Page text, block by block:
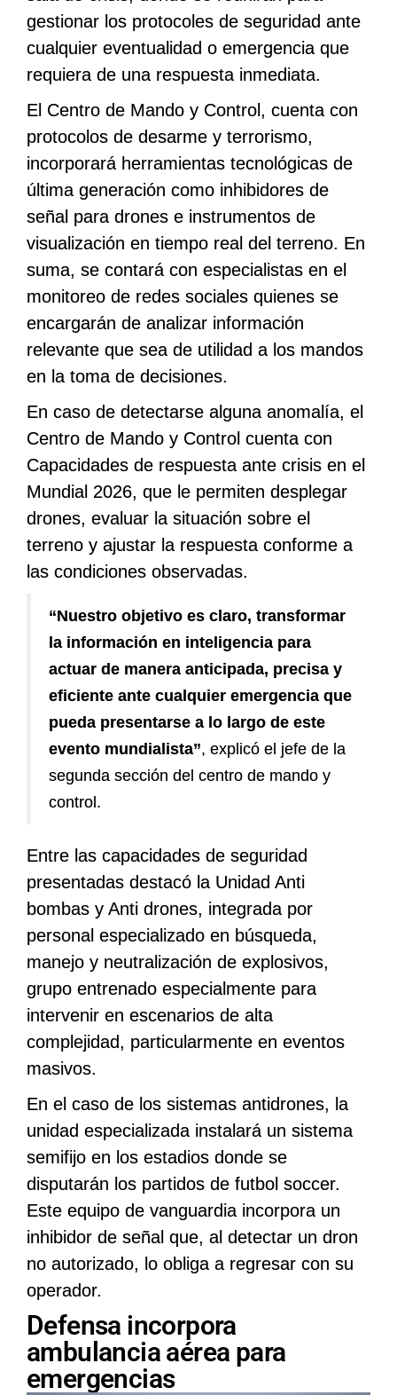
gestionar los protocoles de seguridad ante
cualquier eventualidad o emergencia que
requiera de una respuesta inmediata.
El Centro de Mando y Control, cuenta con
protocolos de desarme y terrorismo,
incorporará herramientas tecnológicas de
última generación como inhibidores de
señal para drones e instrumentos de
visualización en tiempo real del terreno. En
suma, se contará con especialistas en el
monitoreo de redes sociales quienes se
encargarán de analizar información
relevante que sea de utilidad a los mandos
en la toma de decisiones.
En caso de detectarse alguna anomalía, el
Centro de Mando y Control cuenta con
Capacidades de respuesta ante crisis en el
Mundial 2026, que le permiten desplegar
drones, evaluar la situación sobre el
terreno y ajustar la respuesta conforme a
las condiciones observadas.
“Nuestro objetivo es claro, transformar
la información en inteligencia para
actuar de manera anticipada, precisa y
eficiente ante cualquier emergencia que
pueda presentarse a lo largo de este
evento mundialista”, explicó el jefe de la
segunda sección del centro de mando y
control.
Entre las capacidades de seguridad
presentadas destacó la Unidad Anti
bombas y Anti drones, integrada por
personal especializado en búsqueda,
manejo y neutralización de explosivos,
grupo entrenado especialmente para
intervenir en escenarios de alta
complejidad, particularmente en eventos
masivos.
En el caso de los sistemas antidrones, la
unidad especializada instalará un sistema
semifijo en los estadios donde se
disputarán los partidos de futbol soccer.
Este equipo de vanguardia incorpora un
inhibidor de señal que, al detectar un dron
no autorizado, lo obliga a regresar con su
operador.
Defensa incorpora
ambulancia aérea para
emergencias